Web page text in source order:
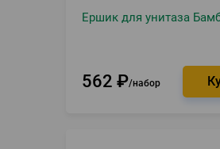
Ершик для унитаза
562 ₽ набор